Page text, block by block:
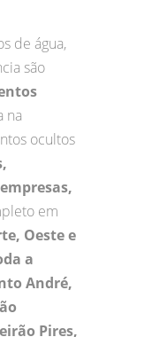
de água,
são
na
ocultos
em
Oeste e
a
André,
Pires,